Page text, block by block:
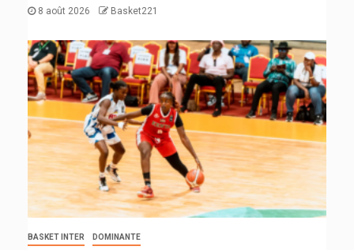
8 août 2026 Basket221
BASKET INTER DOMINANTE